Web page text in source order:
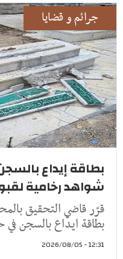
جرائم و قضايا
بطاقة إيداع
شواهد رخامية
قرّر قاضي التحقيق
بطاقة ايداع بالسجن
12:31 - 2026/08/05